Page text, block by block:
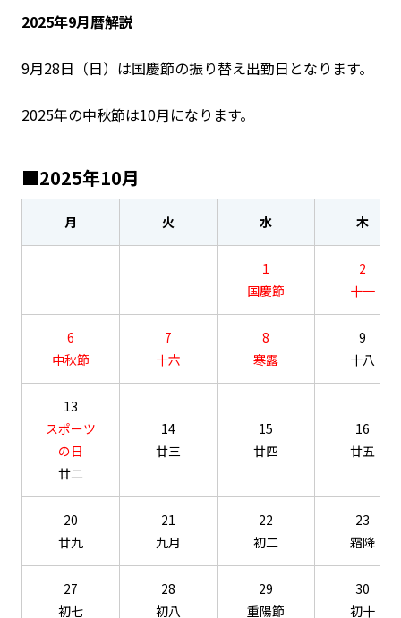
2025年9月暦解説
9月28日（日）は国慶節の振り替え出勤日となります。
2025年の中秋節は10月になります。
■2025年10月
月 火 水 木
1
国慶節
2
十一
6
中秋節
7
十六
8
寒露
9
十八
13
スポーツ
の日
廿二
14
廿三
15
廿四
16
廿五
20
廿九
21
九月
22
初二
23
霜降
27
初七
28
初八
29
重陽節
30
初十